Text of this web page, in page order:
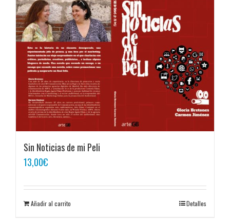
Sin Noticias de mi Peli
13,00€
Añadir al carrito Detalles